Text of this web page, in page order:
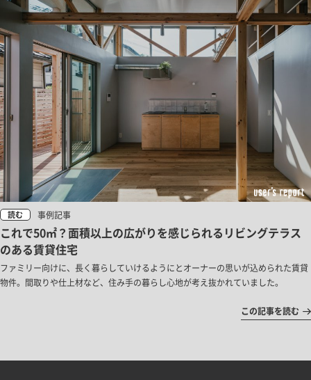
読む 事例記事
これで50㎡？面積以上の広がりを感じられるリビングテラス
のある賃貸住宅
ファミリー向けに、長く暮らしていけるようにとオーナーの思いが込められた賃貸
物件。間取りや仕上材など、住み手の暮らし心地が考え抜かれていました。
この記事を読む